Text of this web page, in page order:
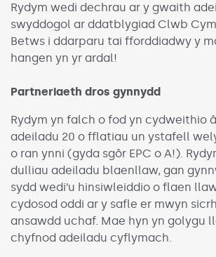
Rydym wedi dechrau ar y gwaith
swyddogol ar ddatblygiad Clwb
Betws i ddarparu tai fforddiadwy y
hangen yn yr ardal!
Partneriaeth dros gynnydd
Rydym yn falch o fod yn cydweithio
adeiladu 20 o fflatiau un ystafell
o ran ynni (gyda sgôr EPC o A!).
dulliau adeiladu blaenllaw, gan
sydd wedi’u hinsiwleiddio o flaen
cydosod oddi ar y safle er mwyn
ansawdd uchaf. Mae hyn yn golygu
chyfnod adeiladu cyflymach.